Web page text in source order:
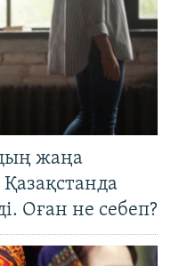
жаңа
Оған не себеп?